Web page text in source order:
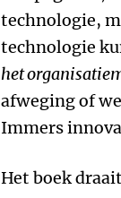
technologie,
technologie
het
afweging of
Immers
Het boek